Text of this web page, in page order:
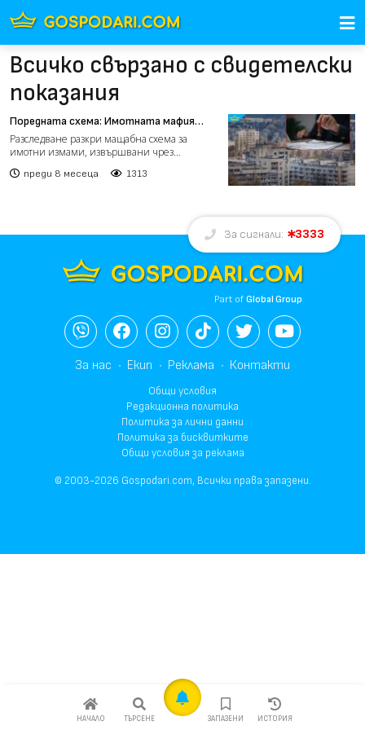
Всичко свързано с свидетелски
показания
Поредната схема: Имотната мафия
присвоява жилища с лъжесвидетели
(видео)
Разследване разкри мащабна схема за
имотни измами, извършвани чрез
преди 8 месеца 1313
НАЧАЛО ТЪРСЕНЕ ЗАПАЗЕНИ ИСТОРИЯ
За сигнали: 3333
Part ofGlobal Group
За нас Екип Реклама Контакти
Общи условия
Редакционна политика
Политика за лични данни
Политика за бисквитките
Общи условия за реклама
© 2003-2026 Gospodari.com, Всички права запазени.